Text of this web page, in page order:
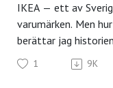
IKEA — ett av
varumärken. Men
berättar jag
Kamprad, mannen
vid 17 års ålder och
1 9K